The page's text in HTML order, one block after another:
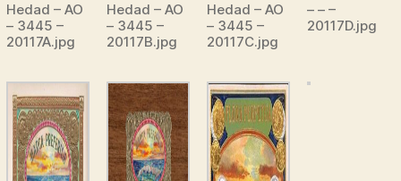
Hedad – AO
– 3445 –
20117A.jpg
Hedad – AO
– 3445 –
20117B.jpg
Hedad – AO
– 3445 –
20117C.jpg
– – –
20117D.jpg